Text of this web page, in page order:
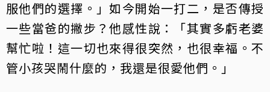
服他們的選擇。」如今開始一打二，是否傳授
一些當爸的撇步？他感性說：「其實多虧老婆
幫忙啦！這一切也來得很突然，也很幸福。不
管小孩哭鬧什麼的，我還是很愛他們。」